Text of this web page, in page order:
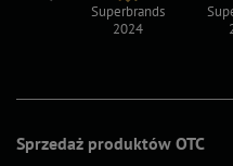
Sprzedaż produktów OTC
Superbrands
2024